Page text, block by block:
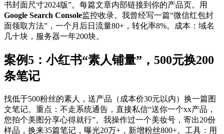
书封面尺寸2024版”。每篇文章内部链接到你的产品页。用
Google Search Console监控收录。我曾经写一篇“微信红包封
面领取方法”，一个月后日流量80+，转化率8%。成本：域名
几十块，服务器一年200块。
案例5：小红书“素人铺量”，500元换200
条笔记
找低于500粉丝的素人，送产品（成本价30元以内）换一篇图
文笔记。重点：不走系统通告，直接私信“送你一个xx产品，
您拍个美图分享心得就行”。我操作过一个美妆号，寄出20份
样品，换来35篇笔记，曝光20万+，新增粉丝800+。工具：用